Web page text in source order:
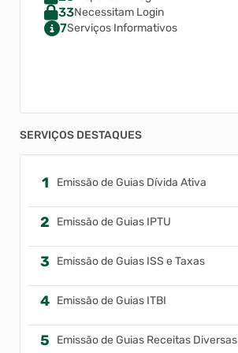
33Necessitam Login
7Serviços Informativos
SERVIÇOS DESTAQUES
Emissão de Guias Dívida Ativa
Emissão de Guias IPTU
Emissão de Guias ISS e Taxas
Emissão de Guias ITBI
Emissão de Guias Receitas Diversas